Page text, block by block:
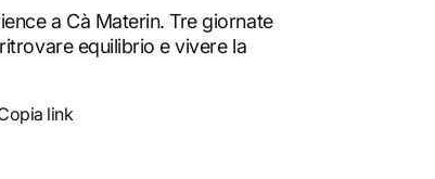
a Cà Materin. Tre giornate
equilibrio e vivere la
link